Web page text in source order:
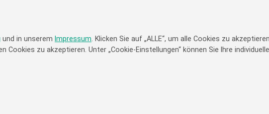
und in unserem Impressum. Klicken Sie auf „ALLE“, um alle Cookies zu
Cookies zu akzeptieren. Unter „Cookie-Einstellungen“ können Sie Ihre